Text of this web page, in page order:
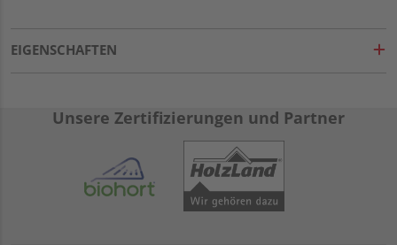
EIGENSCHAFTEN
Unsere Zertifizierungen und Partner